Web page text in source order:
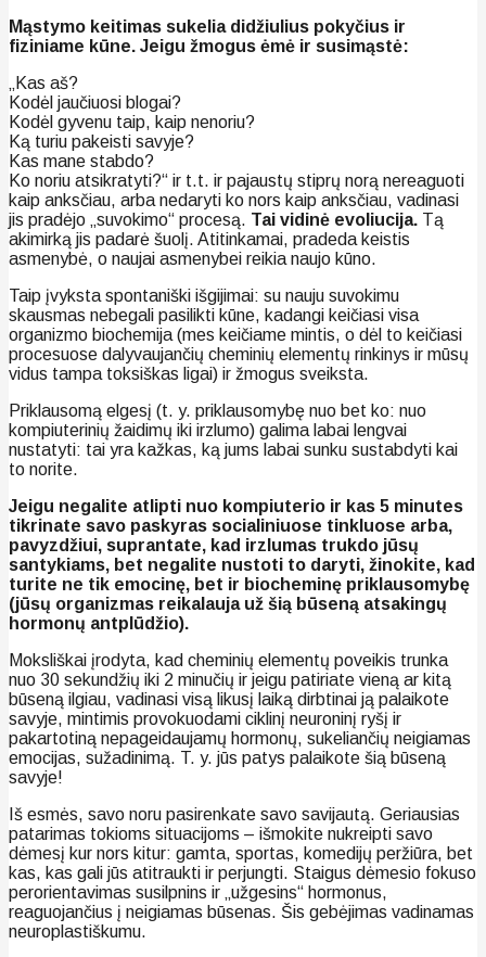
Mąstymo keitimas sukelia didžiulius pokyčius ir
fiziniame kūne. Jeigu žmogus ėmė ir susimąstė:
„Kas aš?
Kodėl jaučiuosi blogai?
Kodėl gyvenu taip, kaip nenoriu?
Ką turiu pakeisti savyje?
Kas mane stabdo?
Ko noriu atsikratyti?“ ir t.t. ir pajaustų stiprų norą nereaguoti
kaip anksčiau, arba nedaryti ko nors kaip anksčiau, vadinasi
jis pradėjo „suvokimo“ procesą. Tai vidinė evoliucija. Tą
akimirką jis padarė šuolį. Atitinkamai, pradeda keistis
asmenybė, o naujai asmenybei reikia naujo kūno.
Taip įvyksta spontaniški išgijimai: su nauju suvokimu
skausmas nebegali pasilikti kūne, kadangi keičiasi visa
organizmo biochemija (mes keičiame mintis, o dėl to keičiasi
procesuose dalyvaujančių cheminių elementų rinkinys ir mūsų
vidus tampa toksiškas ligai) ir žmogus sveiksta.
Priklausomą elgesį (t. y. priklausomybę nuo bet ko: nuo
kompiuterinių žaidimų iki irzlumo) galima labai lengvai
nustatyti: tai yra kažkas, ką jums labai sunku sustabdyti kai
to norite.
Jeigu negalite atlipti nuo kompiuterio ir kas 5 minutes
tikrinate savo paskyras socialiniuose tinkluose arba,
pavyzdžiui, suprantate, kad irzlumas trukdo jūsų
santykiams, bet negalite nustoti to daryti, žinokite, kad
turite ne tik emocinę, bet ir biocheminę priklausomybę
(jūsų organizmas reikalauja už šią būseną atsakingų
hormonų antplūdžio).
Moksliškai įrodyta, kad cheminių elementų poveikis trunka
nuo 30 sekundžių iki 2 minučių ir jeigu patiriate vieną ar kitą
būseną ilgiau, vadinasi visą likusį laiką dirbtinai ją palaikote
savyje, mintimis provokuodami ciklinį neuroninį ryšį ir
pakartotiną nepageidaujamų hormonų, sukeliančių neigiamas
emocijas, sužadinimą. T. y. jūs patys palaikote šią būseną
savyje!
Iš esmės, savo noru pasirenkate savo savijautą. Geriausias
patarimas tokioms situacijoms – išmokite nukreipti savo
dėmesį kur nors kitur: gamta, sportas, komedijų peržiūra, bet
kas, kas gali jūs atitraukti ir perjungti. Staigus dėmesio fokuso
perorientavimas susilpnins ir „užgesins“ hormonus,
reaguojančius į neigiamas būsenas. Šis gebėjimas vadinamas
neuroplastiškumu.